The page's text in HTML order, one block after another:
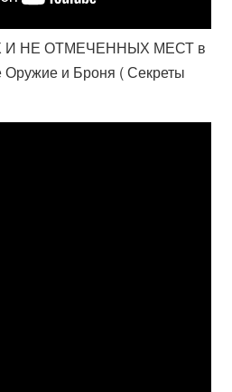
И НЕ ОТМЕЧЕННЫХ МЕСТ в
Оружие и Броня ( Секреты